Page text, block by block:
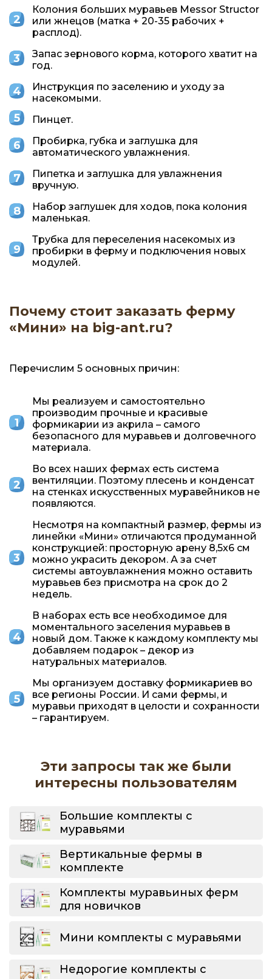
Колония больших муравьев Messor Structor
или жнецов (матка + 20-35 рабочих +
расплод).
Запас зернового корма, которого хватит на
год.
Инструкция по заселению и уходу за
насекомыми.
Пинцет.
Пробирка, губка и заглушка для
автоматического увлажнения.
Пипетка и заглушка для увлажнения
вручную.
Набор заглушек для ходов, пока колония
маленькая.
Трубка для переселения насекомых из
пробирки в ферму и подключения новых
модулей.
Почему стоит заказать ферму
«Мини» на big-ant.ru?
Перечислим 5 основных причин:
Мы реализуем и самостоятельно
производим прочные и красивые
формикарии из акрила – самого
безопасного для муравьев и долговечного
материала.
Во всех наших фермах есть система
вентиляции. Поэтому плесень и конденсат
на стенках искусственных муравейников не
появляются.
Несмотря на компактный размер, фермы из
линейки «Мини» отличаются продуманной
конструкцией: просторную арену 8,5х6 см
можно украсить декором. А за счет
системы автоувлажнения можно оставить
муравьев без присмотра на срок до 2
недель.
В наборах есть все необходимое для
моментального заселения муравьев в
новый дом. Также к каждому комплекту мы
добавляем подарок – декор из
натуральных материалов.
Мы организуем доставку формикариев во
все регионы России. И сами фермы, и
муравьи приходят в целости и сохранности
– гарантируем.
Эти запросы так же были
интересны пользователям
Большие комплекты с
муравьями
Вертикальные фермы в
комплекте
Комплекты муравьиных ферм
для новичков
Мини комплекты с муравьями
Недорогие комплекты с